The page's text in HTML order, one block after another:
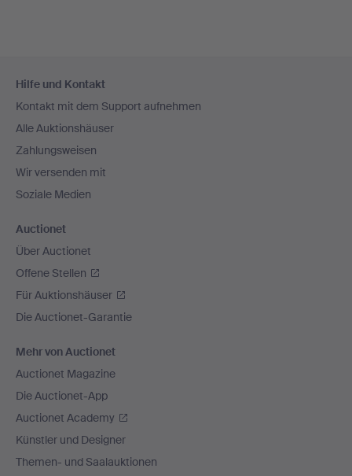
Navigation
Hilfe und Kontakt
Kontakt mit dem Support aufnehmen
Alle Auktionshäuser
Zahlungsweisen
Wir versenden mit
Soziale Medien
Auctionet
Über Auctionet
Offene Stellen
Für Auktionshäuser
Die Auctionet-Garantie
Mehr von Auctionet
Auctionet Magazine
Die Auctionet-App
Auctionet Academy
Künstler und Designer
Themen- und Saalauktionen